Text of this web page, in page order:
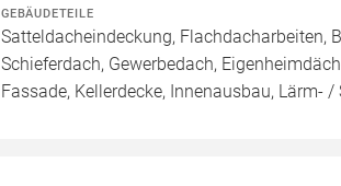
GEBÄUDETEILE
Satteldacheindeckung, Flachdacharbeiten,
Schieferdach, Gewerbedach,
Fassade, Kellerdecke, Innenausbau, Lärm-